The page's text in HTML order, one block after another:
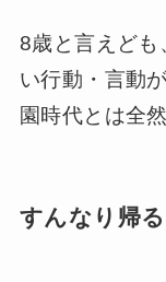
8歳と言えども
い行動・言動
園時代とは全
すんなり帰